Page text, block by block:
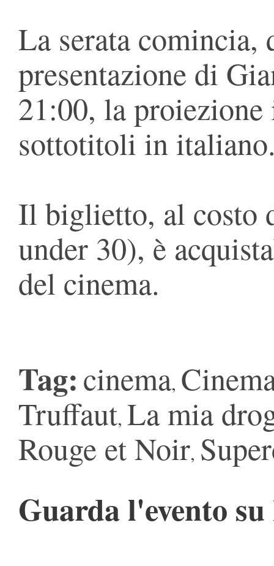
La serata
presentazione di
21:00, la
sottotitoli in
Il biglietto, al costo
under 30), è
del cinema.
Tag:cinema,
Truffaut, La mia
Rouge et Noir,
Guarda l'evento su